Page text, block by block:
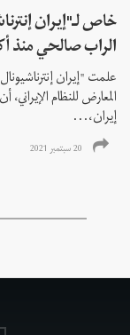
خاص لـ"إيران
الراب صالحي منذ
علمت "إيران
المعارض للنظام
إيران،...
20 سبتمبر 2021